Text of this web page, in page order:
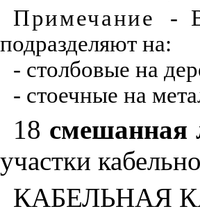
Примечание -
подразделяют на:
- столбовые на
- стоечные на
18 смешанная
участки
КАБЕЛЬНАЯ